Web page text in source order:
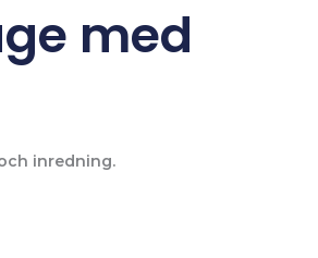
med
inredning.